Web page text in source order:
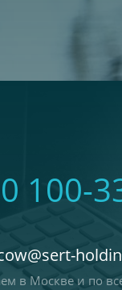
100-
в Москве и по